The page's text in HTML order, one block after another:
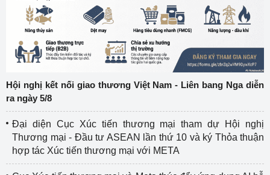
Hội nghị kết nối giao thương Việt Nam - Liên bang Nga diễn
ra ngày 5/8
Đại diện Cục Xúc tiến thương mại tham dự Hội nghị
Thương mại - Đầu tư ASEAN lần thứ 10 và ký Thỏa thuận
hợp tác Xúc tiến thương mại với META